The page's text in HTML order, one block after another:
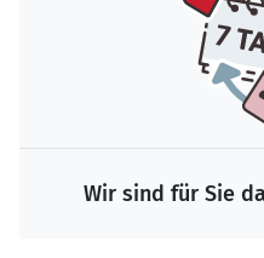
Wir sind für Sie